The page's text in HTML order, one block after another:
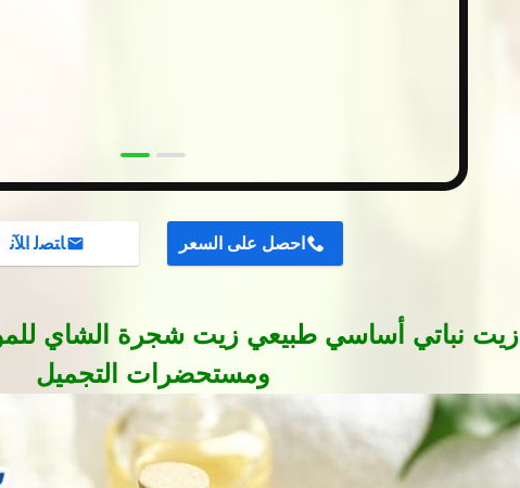
احصل على السعر ﺎﺘﺼﻟ ﺍﻶﻧ
زيت نباتي أساسي طبيعي زيت شجرة الشاي للمواد
ومستحضرات التجميل